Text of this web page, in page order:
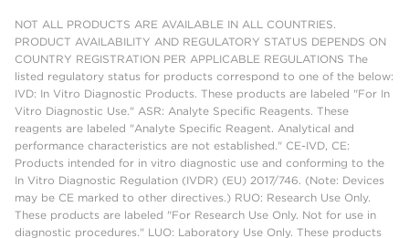
NOT ALL PRODUCTS ARE AVAILABLE IN ALL COUNTRIES.
PRODUCT AVAILABILITY AND REGULATORY STATUS DEPENDS ON
COUNTRY REGISTRATION PER APPLICABLE REGULATIONS The
listed regulatory status for products correspond to one of the below:
IVD: In Vitro Diagnostic Products. These products are labeled "For In
Vitro Diagnostic Use." ASR: Analyte Specific Reagents. These
reagents are labeled "Analyte Specific Reagent. Analytical and
performance characteristics are not established." CE-IVD, CE:
Products intended for in vitro diagnostic use and conforming to the
In Vitro Diagnostic Regulation (IVDR) (EU) 2017/746. (Note: Devices
may be CE marked to other directives.) RUO: Research Use Only.
These products are labeled "For Research Use Only. Not for use in
diagnostic procedures." LUO: Laboratory Use Only. These products